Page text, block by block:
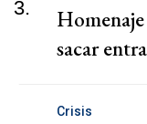
3.
sacar
Crisis